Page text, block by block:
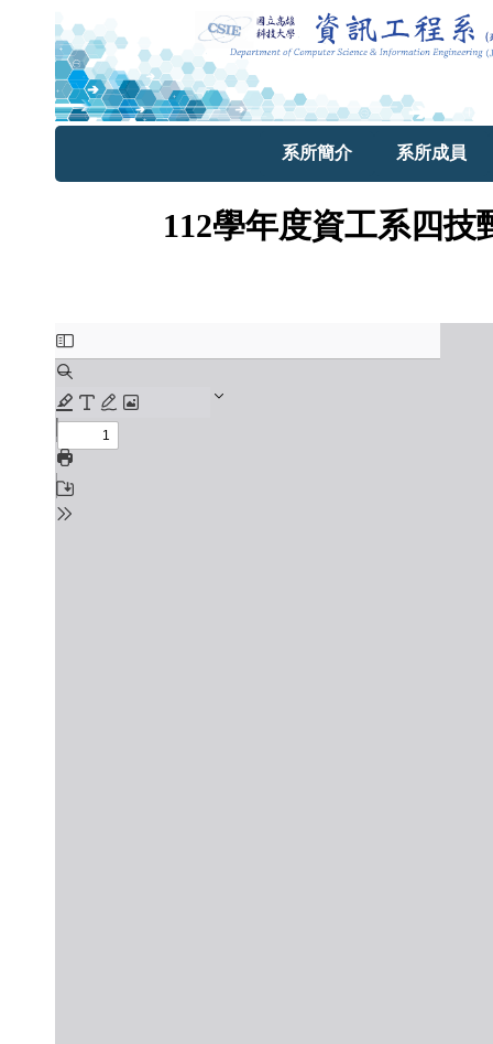
系所簡介 系所成員
112學年度資工系四